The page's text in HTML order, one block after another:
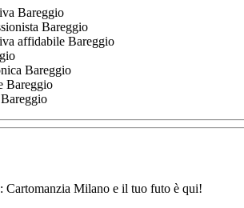
Bareggio
Bareggio
affidabile Bareggio
Bareggio
Bareggio